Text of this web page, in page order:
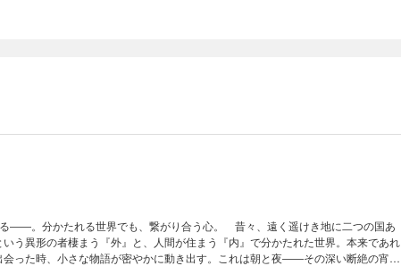
――。分かたれる世界でも、繋がり合う心。 昔々、遠く遥けき地に二つの国あ
う異形の者棲まう『外』と、人間が住まう『内』で分かたれた世界。本来であれ
会った時、小さな物語が密やかに動き出す。これは朝と夜――その深い断絶の宵に